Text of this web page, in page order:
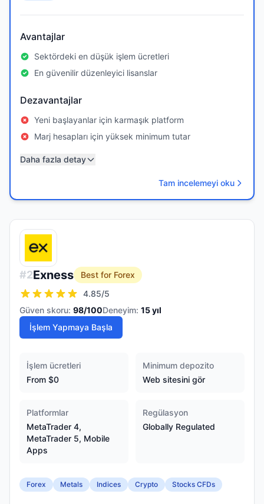
Avantajlar
Sektördeki en düşük işlem ücretleri
En güvenilir düzenleyici lisanslar
Dezavantajlar
Yeni başlayanlar için karmaşık platform
Marj hesapları için yüksek minimum tutar
Daha fazla detay
Tam incelemeyi oku
#2Exness
Best for Forex
4.85/5
Güven skoru: 98/100Deneyim: 15yıl
İşlem Yapmaya Başla
İşlem ücretleri
From $0
Minimum depozito
Web sitesini gör
Platformlar
MetaTrader 4,
MetaTrader 5, Mobile
Apps
Regülasyon
Globally Regulated
Forex Metals Indices Crypto Stocks CFDs